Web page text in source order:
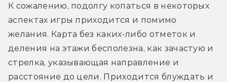
К сожалению, подолгу копаться в некоторых
аспектах игры приходится и помимо
желания. Карта без каких-либо отметок и
деления на этажи бесполезна, как зачастую и
стрелка, указывающая направление и
расстояние до цели. Приходится блуждать и